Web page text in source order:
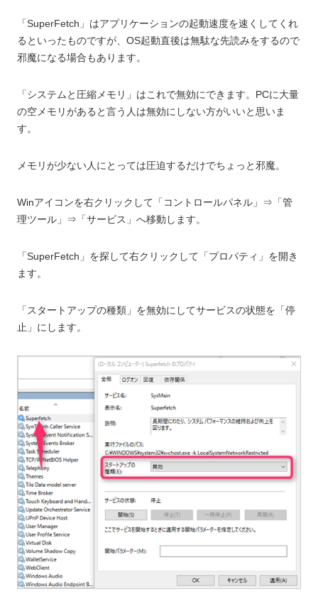
「SuperFetch」はアプリケーションの起動速度を速くしてくれ
るといったものですが、OS起動直後は無駄な先読みをするので
邪魔になる場合もあります。
「システムと圧縮メモリ」はこれで無効にできます。PCに大量
の空メモリがあると言う人は無効にしない方がいいと思いま
す。
メモリが少ない人にとっては圧迫するだけでちょっと邪魔。
Winアイコンを右クリックして「コントロールパネル」⇒「管
理ツール」⇒「サービス」へ移動します。
「SuperFetch」を探して右クリックして「プロパティ」を開き
ます。
「スタートアップの種類」を無効にしてサービスの状態を「停
止」にします。